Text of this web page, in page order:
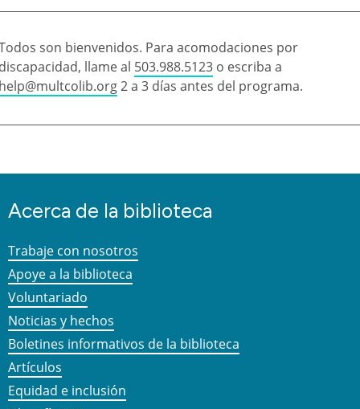
son bienvenidos. Para acomodaciones por
llame al 503.988.5123 o escriba a
2 a 3 días antes del programa.
Acerca de la biblioteca
Trabaje con nosotros
Apoye a la biblioteca
Voluntariado
Noticias y hechos
Boletines informativos de la biblioteca
Artículos
Equidad e inclusión